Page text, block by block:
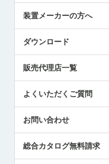
採用情報
国/地域/言語
エアマイクロセンサ製品
メトロールの技術
社員ブログ
中小企業のBCP地震対策
センサのテクニカルガイド
社長ブログ
装置メーカーの方へ
ダウンロード
販売代理店一覧
よくいただくご質問
お問い合わせ
総合カタログ無料請求